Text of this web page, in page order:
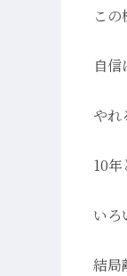
こ
自
やれ
10
いろ
結局